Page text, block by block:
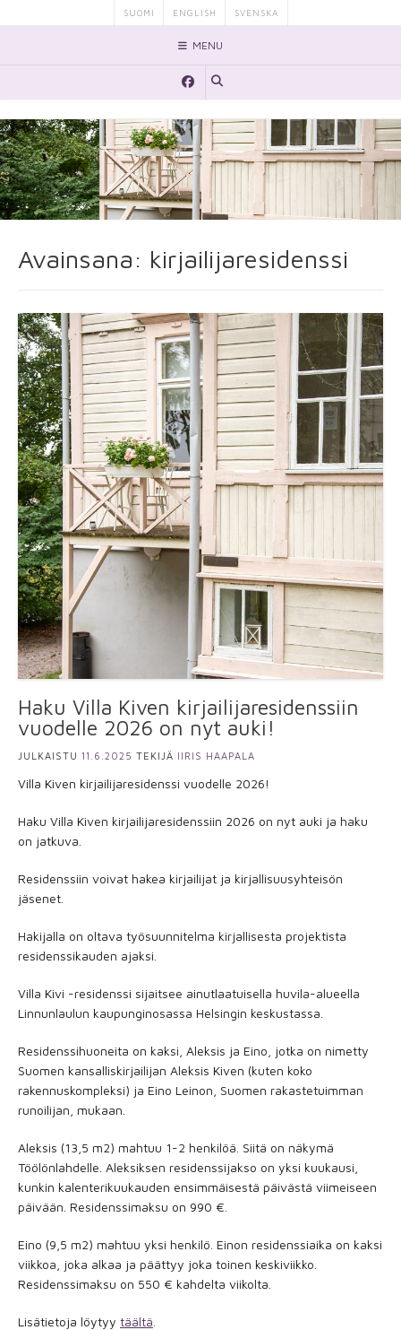
to
SUOMI ENGLISH SVENSKA
MENU
Avainsana: kirjailijaresidenssi
Haku Villa Kiven kirjailijaresidenssiin
vuodelle 2026 on nyt auki!
JULKAISTU 11.6.2025 TEKIJÄ IIRIS HAAPALA
Villa Kiven kirjailijaresidenssi vuodelle 2026!
Haku Villa Kiven kirjailijaresidenssiin 2026 on nyt auki ja haku
on jatkuva.
Residenssiin voivat hakea kirjailijat ja kirjallisuusyhteisön
jäsenet.
Hakijalla on oltava työsuunnitelma kirjallisesta projektista
residenssikauden ajaksi.
Villa Kivi -residenssi sijaitsee ainutlaatuisella huvila-alueella
Linnunlaulun kaupunginosassa Helsingin keskustassa.
Residenssihuoneita on kaksi, Aleksis ja Eino, jotka on nimetty
Suomen kansalliskirjailijan Aleksis Kiven (kuten koko
rakennuskompleksi) ja Eino Leinon, Suomen rakastetuimman
runoilijan, mukaan.
Aleksis (13,5 m2) mahtuu 1-2 henkilöä. Siitä on näkymä
Töölönlahdelle. Aleksiksen residenssijakso on yksi kuukausi,
kunkin kalenterikuukauden ensimmäisestä päivästä viimeiseen
päivään. Residenssimaksu on 990 €.
Eino (9,5 m2) mahtuu yksi henkilö. Einon residenssiaika on kaksi
viikkoa, joka alkaa ja päättyy joka toinen keskiviikko.
Residenssimaksu on 550 € kahdelta viikolta.
Lisätietoja löytyy täältä